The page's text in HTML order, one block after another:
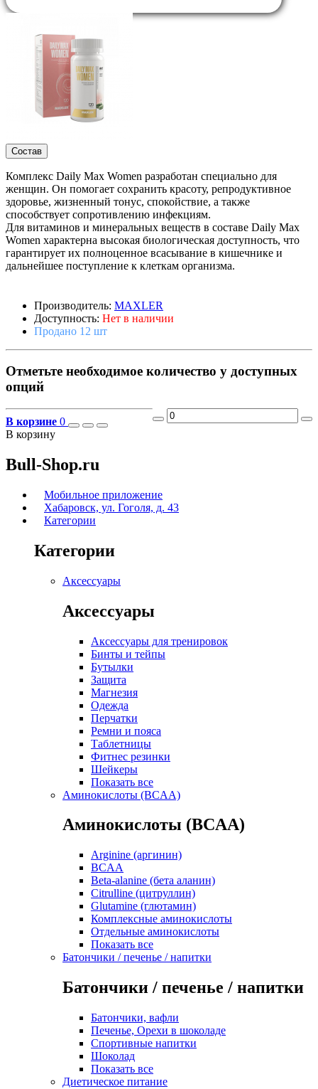
Состав
Комплекс Daily Max Women разработан специально для
женщин. Он помогает сохранить красоту, репродуктивное
здоровье, жизненный тонус, спокойствие, а также
способствует сопротивлению инфекциям.
Для витаминов и минеральных веществ в составе Daily Max
Women характерна высокая биологическая доступность, что
гарантирует их полноценное всасывание в кишечнике и
дальнейшее поступление к клеткам организма.
Производитель: MAXLER
Доступность: Нет в наличии
Продано 12 шт
Отметьте необходимое количество у доступных
опций
В корзине 0
В корзину
Bull-Shop.ru
Мобильное приложение
Хабаровск, ул. Гоголя, д. 43
Категории
Категории
Аксессуары
Аксессуары
Аксессуары для тренировок
Бинты и тейпы
Бутылки
Защита
Магнезия
Одежда
Перчатки
Ремни и пояса
Таблетницы
Фитнес резинки
Шейкеры
Показать все
Аминокислоты (BCAA)
Аминокислоты (BCAA)
Arginine (аргинин)
BCAA
Beta-alanine (бета аланин)
Citrulline (цитруллин)
Glutamine (глютамин)
Комплексные аминокислоты
Отдельные аминокислоты
Показать все
Батончики / печенье / напитки
Батончики / печенье / напитки
Батончики, вафли
Печенье, Орехи в шоколаде
Спортивные напитки
Шоколад
Показать все
Диетическое питание